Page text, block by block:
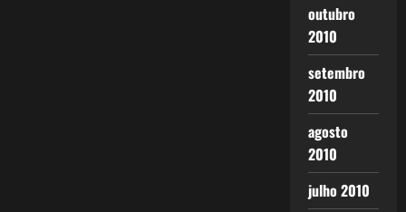
outubro
2010
setembro
2010
agosto
2010
julho 2010